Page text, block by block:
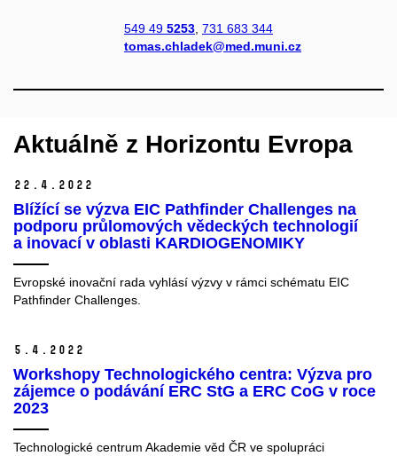
549 49 5253 731 683 344
tomas.chladek@med.muni.cz
Aktuálně z Horizontu Evropa
22. 4. 2022
Blížící se výzva EIC Pathfinder Challenges na
podporu průlomových vědeckých technologií
a inovací v oblasti KARDIOGENOMIKY
Evropské inovační rada vyhlásí výzvy v rámci schématu EIC
Pathfinder Challenges.
5. 4. 2022
Workshopy Technologického centra: Výzva pro
zájemce o podávání ERC StG a ERC CoG v roce
2023
Technologické centrum Akademie věd ČR ve spolupráci